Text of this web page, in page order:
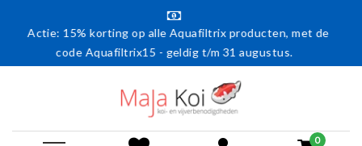
Actie: 15% korting op alle Aquafiltrix producten, met de
code Aquafiltrix15 - geldig t/m 31 augustus.
0